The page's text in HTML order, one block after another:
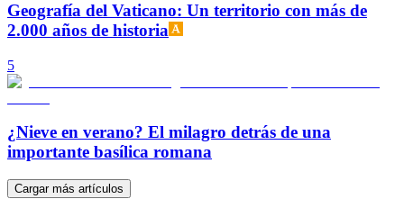
Geografía del Vaticano: Un territorio con más de
2.000 años de historia
5
¿Nieve en verano? El milagro detrás de una
importante basílica romana
Cargar más artículos